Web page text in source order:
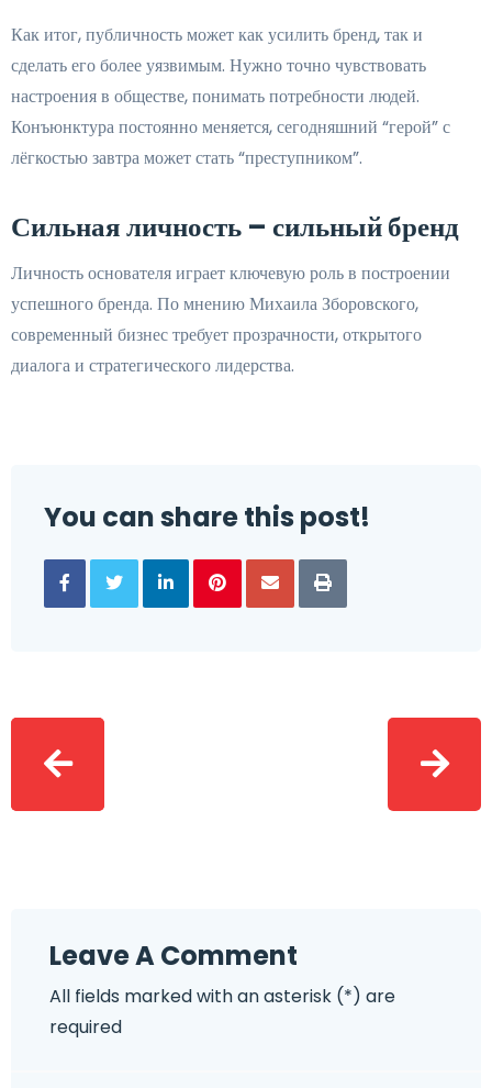
Как итог, публичность может как усилить бренд, так и
сделать его более уязвимым. Нужно точно чувствовать
настроения в обществе, понимать потребности людей.
Конъюнктура постоянно меняется, сегодняшний “герой” с
лёгкостью завтра может стать “преступником”.
Сильная личность – сильный бренд
Личность основателя играет ключевую роль в построении
успешного бренда. По мнению Михаила Зборовского,
современный бизнес требует прозрачности, открытого
диалога и стратегического лидерства.
You can share this post!
Leave A Comment
All fields marked with an asterisk (*) are
required